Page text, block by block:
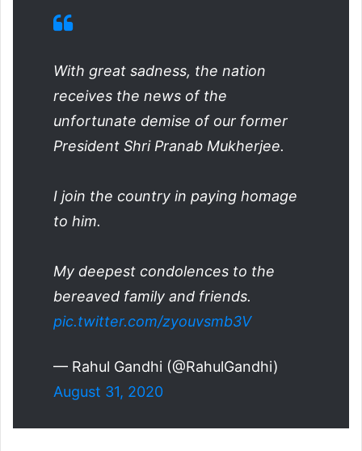
With great sadness, the nation
receives the news of the
unfortunate demise of our former
President Shri Pranab Mukherjee.
I join the country in paying homage
to him.
My deepest condolences to the
bereaved family and friends.
pic.twitter.com/zyouvsmb3V
— Rahul Gandhi (@RahulGandhi)
August 31, 2020